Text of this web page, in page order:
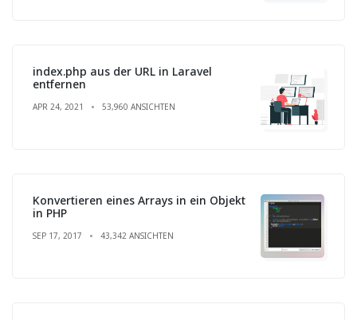
index.php aus der URL in Laravel
entfernen
APR 24, 2021 53,960 ANSICHTEN
Konvertieren eines Arrays in ein Objekt
in PHP
SEP 17, 2017 43,342 ANSICHTEN